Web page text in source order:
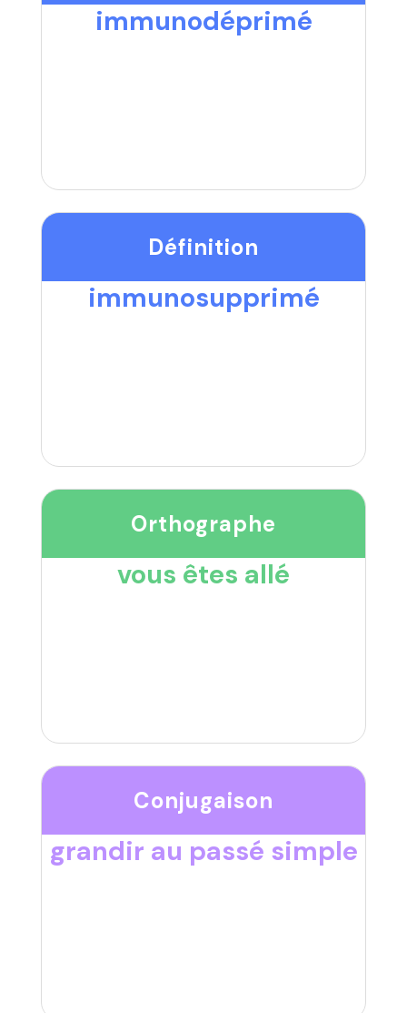
immunodéprimé
Définition
immunosupprimé
Orthographe
vous êtes allé
Conjugaison
grandir au passé simple